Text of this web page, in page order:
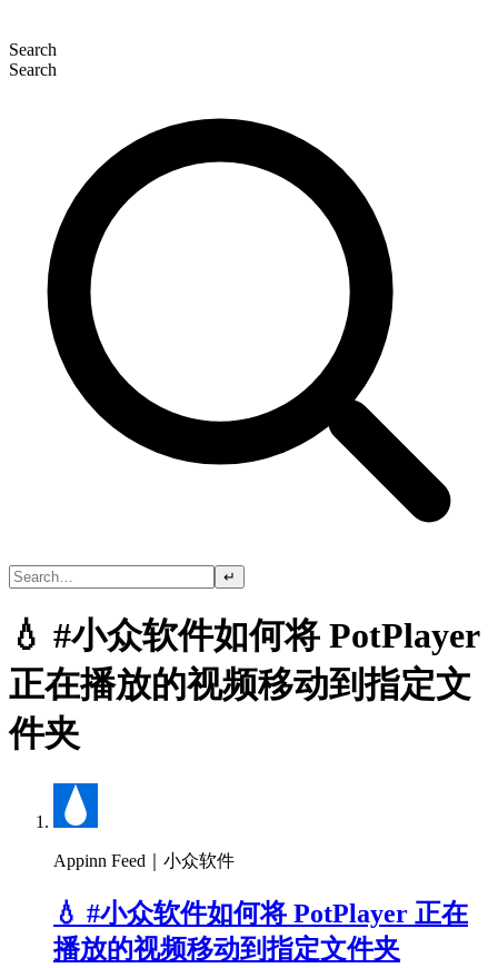
Search
Search
↵
💧 #小众软件如何将 PotPlayer
正在播放的视频移动到指定文
件夹
Appinn Feed｜小众软件
💧 #小众软件如何将 PotPlayer 正在
播放的视频移动到指定文件夹